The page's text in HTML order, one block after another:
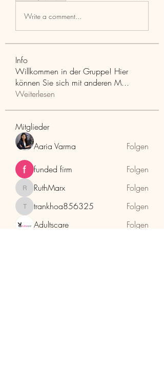
Write a comment...
Info
Willkommen in der Gruppe! Hier
können Sie sich mit anderen M...
Weiterlesen
Mitglieder
Aaria Varma
Folgen
funded firm Folgen
RuthMarx
RuthMarx Folgen
trankhoa856325
trankhoa856325
Folgen
Adultscare
Folgen